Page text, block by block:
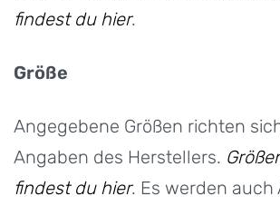
findest du hier.
Größe
Angegebene Größen richten
Angaben des Herstellers.
findest du hier. Es werden auch